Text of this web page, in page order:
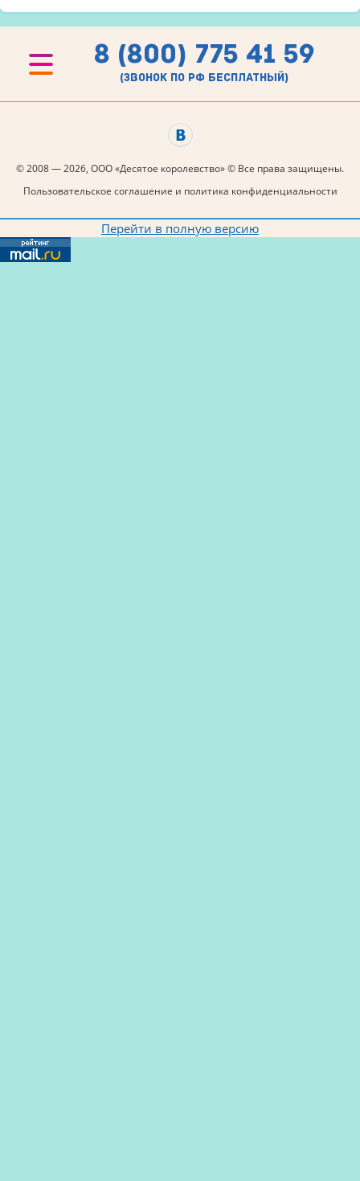
8 (800) 775 41 59
(звонок по рф бесплатный)
© 2008 — 2026, ООО «Десятое королевство» © Все права защищены.
Пользовательское соглашение и политика конфиденциальности
Перейти в полную версию